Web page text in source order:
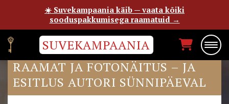
SUVEKAMPAANIA
“MINU INDIA”: RAAMAT, E-
RAAMAT JA FOTONÄITUS – JA
ESITLUS AUTORI SÜNNIPÄEVAL
☀️ Suvekampaania käib — vaata kõiki
sooduspakkumisega raamatuid →